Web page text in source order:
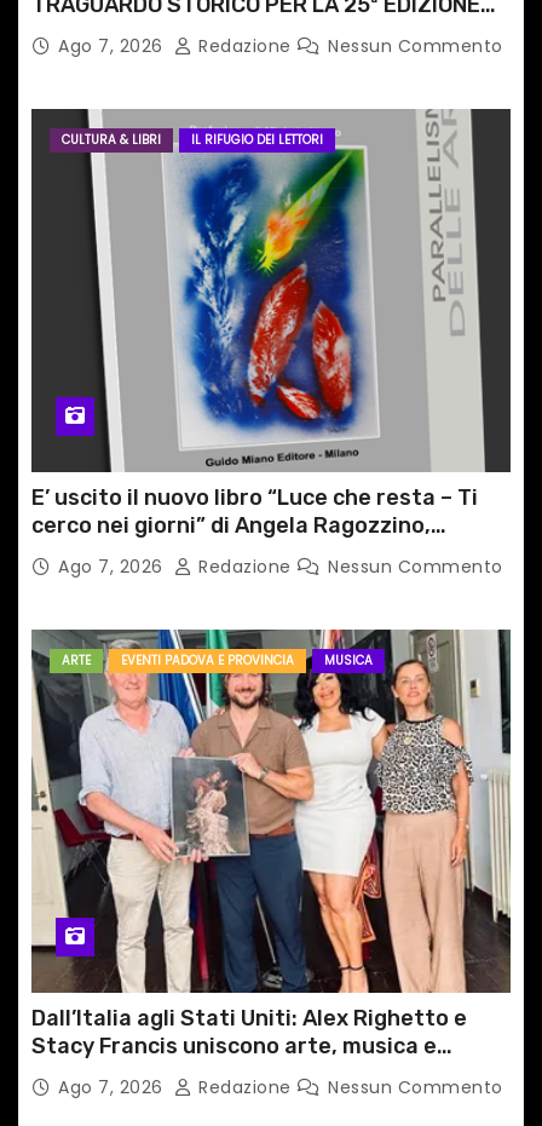
TRA LE CIME PATRIMONIO UNESCO
Ago 7, 2026 Redazione Nessun Commento
CULTURA & LIBRI IL RIFUGIO DEI LETTORI
E’ uscito il nuovo libro “Luce che resta – Ti
cerco nei giorni” di Angela Ragozzino,
medico primario di Capua
Ago 7, 2026 Redazione Nessun Commento
ARTE EVENTI PADOVA E PROVINCIA MUSICA
Dall’Italia agli Stati Uniti: Alex Righetto e
Stacy Francis uniscono arte, musica e
tecnologia in un nuovo progetto
internazionale”
Ago 7, 2026 Redazione Nessun Commento